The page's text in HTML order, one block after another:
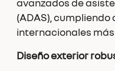
avanzados de
(ADAS),
internacionales
Diseño exterior